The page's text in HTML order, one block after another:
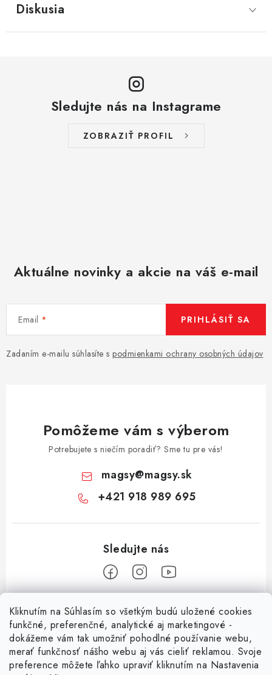
Kliknutím na Súhlasím so všetkým budú uložené cookies
funkčné, preferenčné, analytické aj marketingové -
dokážeme vám tak umožniť pohodlné používanie webu,
merať funkčnosť nášho webu aj vás cieliť reklamou. Svoje
preference môžete ľahko upraviť kliknutím na Nastavenia
Diskusia
Sledujte nás na Instagrame
ZOBRAZIŤ PROFIL
Aktuálne novinky a akcie na váš e-mail
Email
Zadaním e-mailu súhlasíte s podmienkami ochrany osobných údajov
PRIHLÁSIŤ SA
Pomôžeme vám s výberom
Potrebujete s niečím poradiť? Sme tu pre vás!
magsy@magsy.sk
+421 918 989 695
Informácie pre vás
O nás